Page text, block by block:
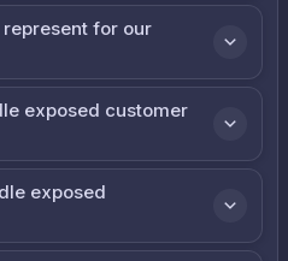
for our
exposed customer
exposed